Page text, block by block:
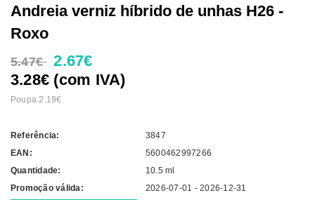
Andreia verniz híbrido de unhas H26 -
Roxo
5.47€ 2.67€
3.28€ (com IVA)
Poupa 2.19€
Referência:
3847
EAN:
5600462997266
Quantidade:
10.5 ml
Promoção válida:
2026-07-01 - 2026-12-31